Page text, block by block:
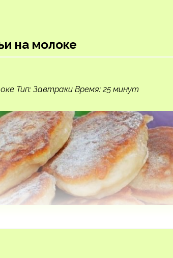
на молоке
Тип: Завтраки Время: 25 минут